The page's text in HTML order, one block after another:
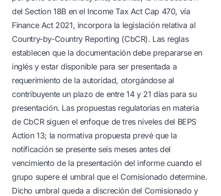
del Section 18B en el Income Tax Act Cap 470, vía
Finance Act 2021, incorpora la legislación relativa al
Country-by-Country Reporting (CbCR). Las reglas
establecen que la documentación debe prepararse en
inglés y estar disponible para ser presentada a
requerimiento de la autoridad, otorgándose al
contribuyente un plazo de entre 14 y 21 días para su
presentación. Las propuestas regulatorias en materia
de CbCR siguen el enfoque de tres niveles del BEPS
Action 13; la normativa propuesta prevé que la
notificación se presente seis meses antes del
vencimiento de la presentación del informe cuando el
grupo supere el umbral que el Comisionado determine.
Dicho umbral queda a discreción del Comisionado y